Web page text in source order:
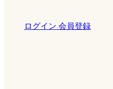
ログイン 会員登録